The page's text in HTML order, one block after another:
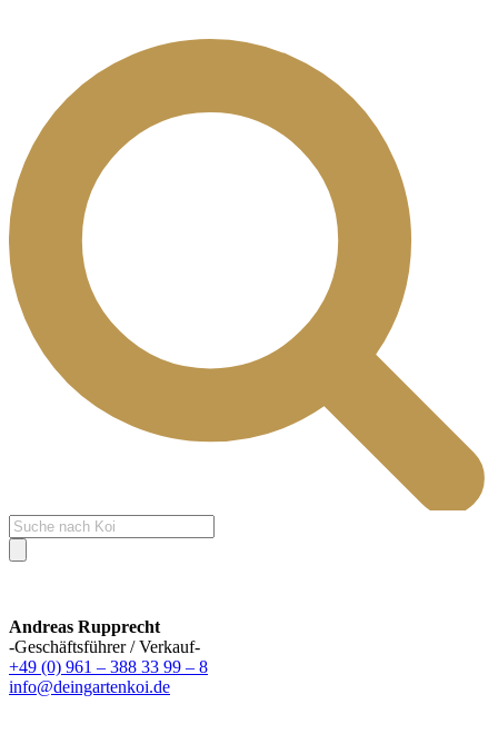
Products
search
Andreas Rupprecht
-Geschäftsführer / Verkauf-
+49 (0) 961 – 388 33 99 – 8
info@deingartenkoi.de